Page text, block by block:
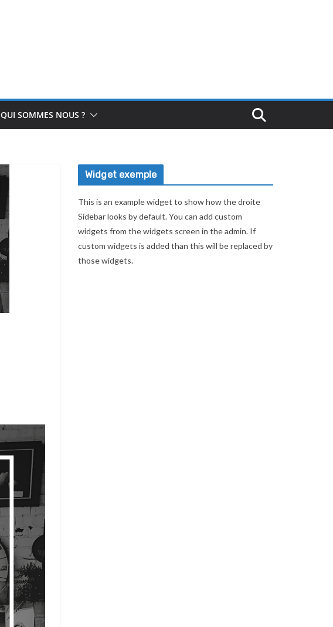
QUI SOMMES NOUS ?
Widget exemple
This is an example widget to show how the droite
Sidebar looks by default. You can add custom
widgets from the widgets screen in the admin. If
custom widgets is added than this will be replaced by
those widgets.